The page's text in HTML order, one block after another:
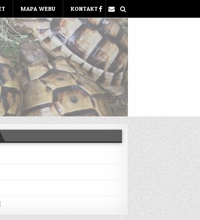
MAPA WEBU KONTAKT